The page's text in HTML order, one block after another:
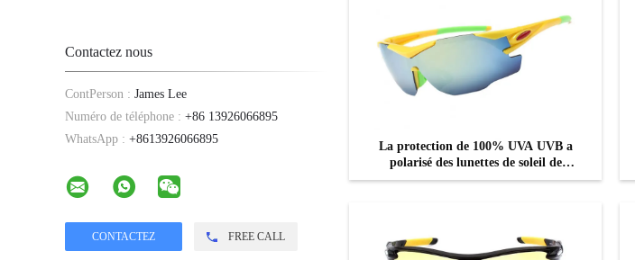
Contactez nous
ContPerson : James Lee
Numéro de téléphone : +86 13926066895
WhatsApp : +8613926066895
FREE CALL
La protection de 100% UVA UVB a
polarisé des lunettes de soleil de
prescription pour le recyclage de femmes